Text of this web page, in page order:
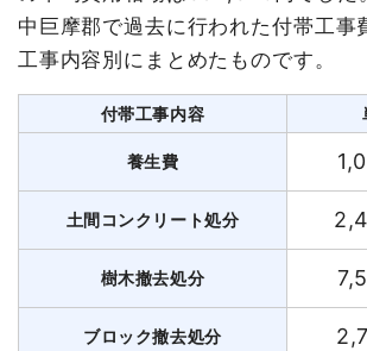
中巨摩郡で過去に行われた付帯工事
工事内容別にまとめたものです。
付帯工事内容
養生費
土間コンクリート処分
樹木撤去処分
ブロック撤去処分